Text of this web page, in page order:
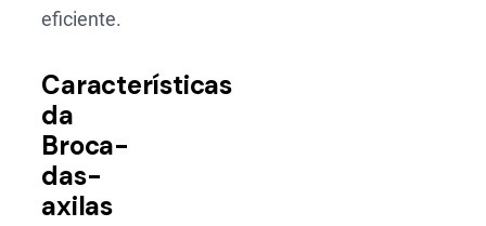
eficiente.
Características
da
Broca-
das-
axilas